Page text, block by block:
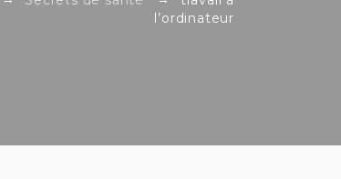
l’ordinateur